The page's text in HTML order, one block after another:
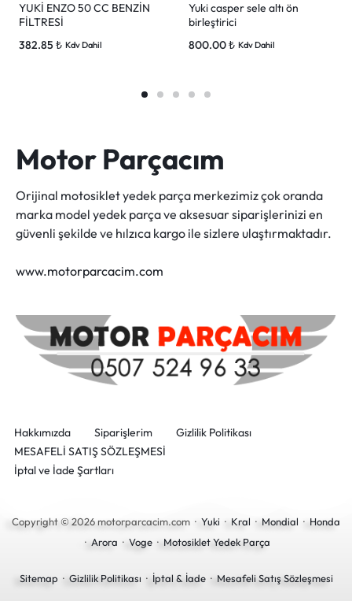
YUKİ ENZO 50 CC BENZİN
FİLTRESİ
382.85 ₺ Kdv Dahil
Yuki casper sele altı ön
birleştirici
800.00₺ Kdv Dahil
Motor Parçacım
Orijinal motosiklet yedek parça merkezimiz çok oranda
marka model yedek parça ve aksesuar siparişlerinizi en
güvenli şekilde ve hılzıca kargo ile sizlere ulaştırmaktadır.
www.motorparcacim.com
Hakkımızda Siparişlerim
Gizlilik Politikası
MESAFELİ SATIŞ SÖZLEŞMESİ
İptal ve İade Şartları
Copyright © 2026 motorparcacim.com · Yuki · Kral · Mondial · Honda
· Arora · Voge· Motosiklet Yedek Parça
Sitemap · Gizlilik Politikası · İptal & İade· Mesafeli Satış Sözleşmesi